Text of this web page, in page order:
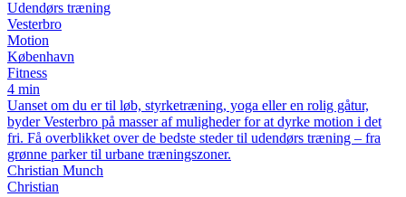
Udendørs træning
Vesterbro
Motion
København
Fitness
4 min
Uanset om du er til løb, styrketræning, yoga eller en rolig gåtur,
byder Vesterbro på masser af muligheder for at dyrke motion i det
fri. Få overblikket over de bedste steder til udendørs træning – fra
grønne parker til urbane træningszoner.
Christian Munch
Christian